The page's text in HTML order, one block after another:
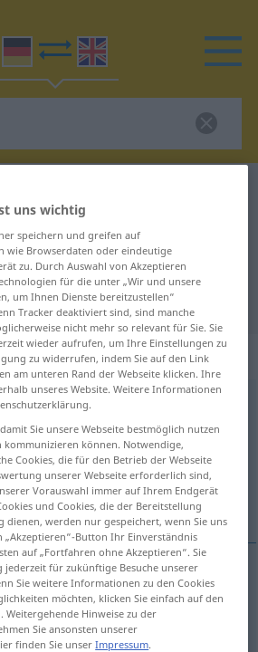
Übersetzung für
Englisch Übersetzung
: transitives Verb
v/t <keinge-;
anklicken/antippen)
uns wichtig
speichern und greifen auf
wie Browserdaten oder eindeutige
zu. Durch Auswahl von Akzeptieren
für die unter „Wir und unsere
um Ihnen Dienste bereitzustellen“
Tracker deaktiviert sind, sind manche
nicht mehr so relevant für Sie. Sie
wieder aufrufen, um Ihre Einstellungen zu
zu widerrufen, indem Sie auf den Link
am unteren Rand der Webseite klicken. Ihre
unseres Website. Weitere Informationen
Sie unsere Webseite bestmöglich nutzen
können. Notwendige,
Cookies, die für den Betrieb der Webseite
unserer Webseite erforderlich sind,
Vorauswahl immer auf Ihrem Endgerät
und Cookies, die der Bereitstellung
dienen, werden nur gespeichert, wenn Sie uns
„Akzeptieren“-Button Ihr Einverständnis
auf „Fortfahren ohne Akzeptieren“. Sie
für zukünftige Besuche unserer
Sie weitere Informationen zu den Cookies
möchten, klicken Sie einfach auf den
Weitergehende Hinweise zu der
Sie ansonsten unserer
finden Sie unserImpressum.